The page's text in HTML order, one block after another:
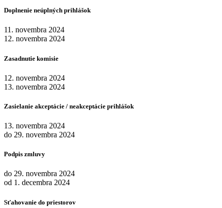
Doplnenie neúplných prihlášok
11. novembra 2024
12. novembra 2024
Zasadnutie komisie
12. novembra 2024
13. novembra 2024
Zasielanie akceptácie / neakceptácie prihlášok
13. novembra 2024
do 29. novembra 2024
Podpis zmluvy
do 29. novembra 2024
od 1. decembra 2024
Sťahovanie do priestorov